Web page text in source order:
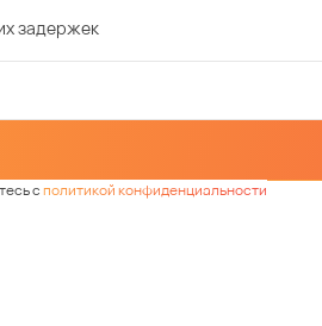
задержек
сполитикой конфиденциальности